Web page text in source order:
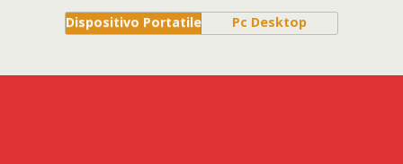
Dispositivo Portatile Pc Desktop